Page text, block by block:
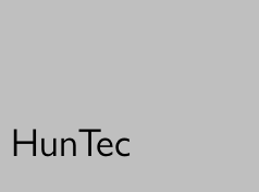
HunTec